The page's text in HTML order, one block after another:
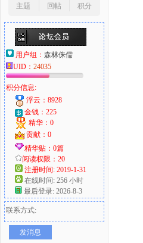
主题
回帖
积分
用户组： 森林侏儒
UID： 24035
积分信息:
浮云：8928
金钱：225
精华：0
贡献：0
精华贴：0篇
阅读权限：20
注册时间: 2019-1-31
在线时间: 256 小时
最后登录: 2026-8-3
联系方式:
发消息